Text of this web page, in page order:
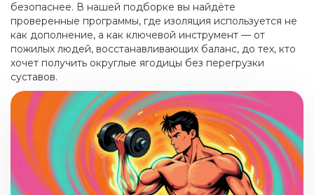
безопаснее. В нашей подборке вы найдёте
проверенные программы, где изоляция используется не
как дополнение, а как ключевой инструмент — от
пожилых людей, восстанавливающих баланс, до тех, кто
хочет получить округлые ягодицы без перегрузки
суставов.